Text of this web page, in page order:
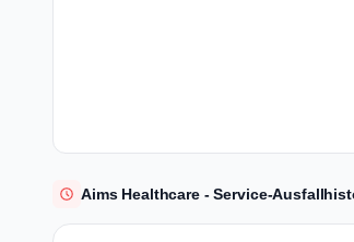
Aims Healthcare - Service-